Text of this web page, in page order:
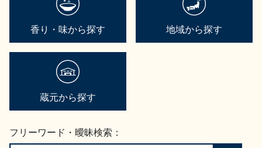
香り・味から探す 地域から探す
蔵元から探す
フリーワード・曖昧検索：